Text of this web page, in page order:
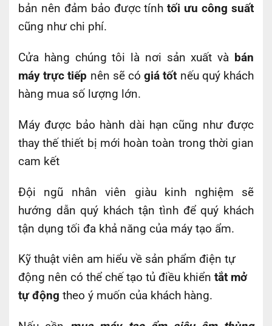
bản nên đảm bảo được tínhtối ưu công suất
cũng như chi phí.
Cửa hàng chúng tôi là nơi sản xuất và bán
máy trực tiếp nên sẽ cógiá tốt nếu quý khách
hàng mua số lượng lớn.
Máy được bảo hành dài hạn cũng như được
thay thế thiết bị mới hoàn toàn trong thời gian
cam kết
Đội ngũ nhân viên giàu kinh nghiệm sẽ
hướng dẫn quý khách tận tình để quý khách
tận dụng tối đa khả năng của máy tạo ẩm.
Kỹ thuật viên am hiểu về sản phẩm điện tự
động nên có thể chế tạo tủ điều khiển tắt mở
tự động theo ý muốn của khách hàng.